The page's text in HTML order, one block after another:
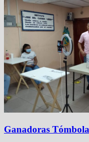
Ganadoras